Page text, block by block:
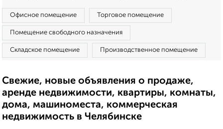
Офисное помещение Торговое помещение
Помещение свободного назначения
Складское помещение Производственное помещение
Свежие, новые объявления о продаже,
аренде недвижимости, квартиры, комнаты,
дома, машиноместа, коммерческая
недвижимость в Челябинске